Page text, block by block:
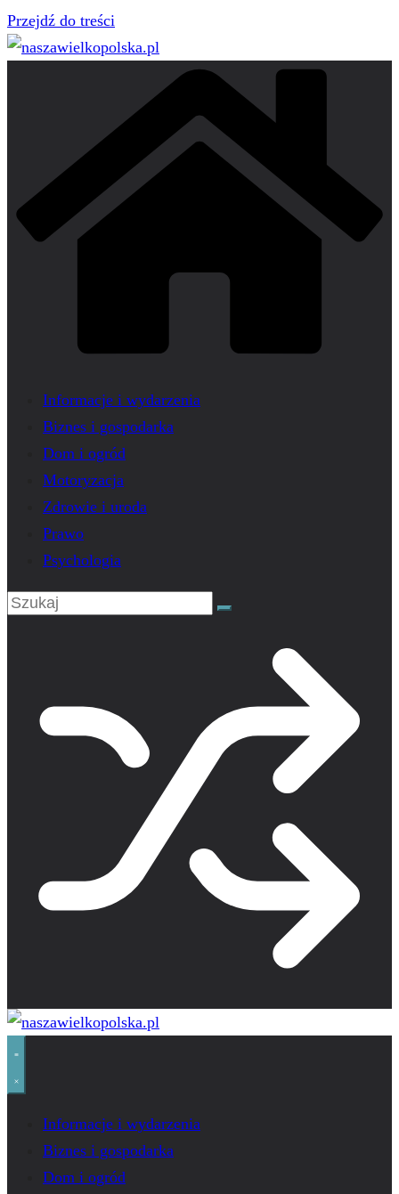
Przejdź do treści
Informacje i wydarzenia
Biznes i gospodarka
Dom i ogród
Motoryzacja
Zdrowie i uroda
Prawo
Psychologia
Informacje i wydarzenia
Biznes i gospodarka
Dom i ogród